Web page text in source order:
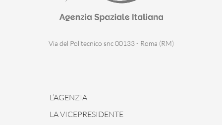
Via del Politecnico snc 00133 - Roma (RM)
L’AGENZIA
LA VICEPRESIDENTE